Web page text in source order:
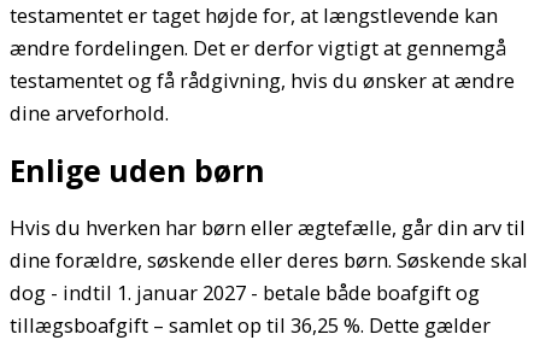
testamentet er taget højde for, at længstlevende kan
ændre fordelingen. Det er derfor vigtigt at gennemgå
testamentet og få rådgivning, hvis du ønsker at ændre
dine arveforhold.
Enlige uden børn
Hvis du hverken har børn eller ægtefælle, går din arv til
dine forældre, søskende eller deres børn. Søskende skal
dog - indtil 1. januar 2027 - betale både boafgift og
tillægsboafgift – samlet op til 36,25 %. Dette gælder